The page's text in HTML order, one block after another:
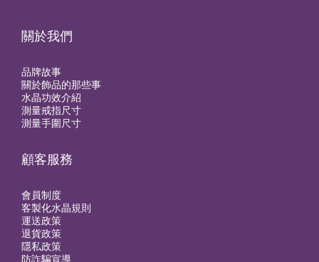
關於我們
品牌故事
關於飾品的那些事
水晶功效介紹
測量戒指尺寸
測量手圍尺寸
顧客服務
會員制度
客製化水晶規則
運送政策
退貨政策
隱私政策
防詐騙宣導